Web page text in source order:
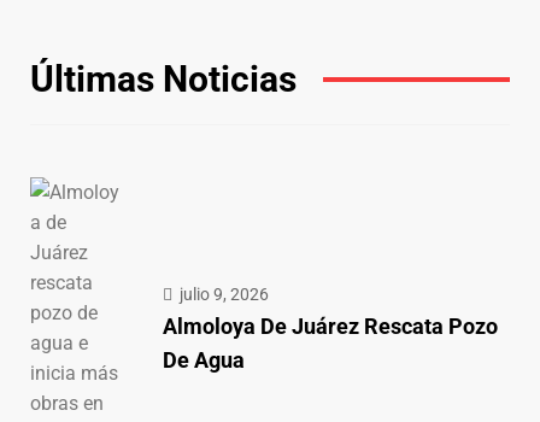
Últimas Noticias
julio 9, 2026
Almoloya De Juárez Rescata Pozo
De Agua